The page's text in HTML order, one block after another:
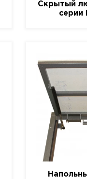
Скрытый
серии